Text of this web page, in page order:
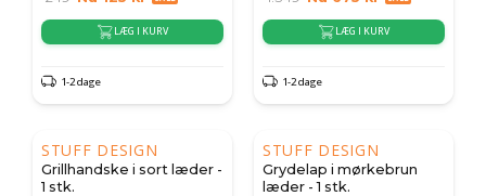
LÆG I KURV
1-2 dage
LÆG I KURV
1-2 dage
STUFF DESIGN
Grillhandske i sort læder -
1 stk.
STUFF DESIGN
Grydelap i mørkebrun
læder - 1 stk.